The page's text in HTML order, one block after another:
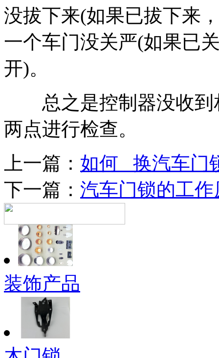
没拔下来(如果已拔下来
一个车门没关严(如果已
开)。
总之是控制器没收到
两点进行检查。
上一篇： 如何 换汽车门
下一篇： 汽车门锁的工
装饰产品